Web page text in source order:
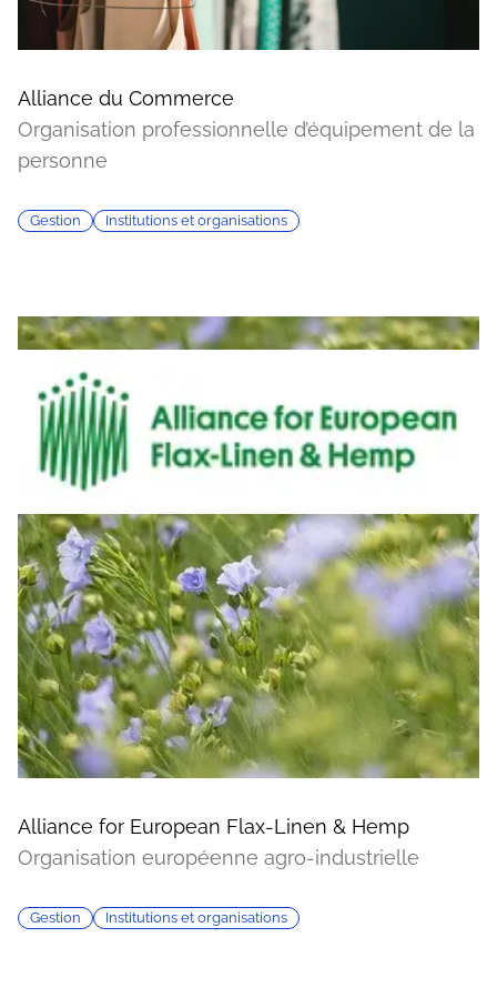
Alliance du Commerce
Organisation professionnelle d’équipement de la
personne
Gestion Institutions et organisations
Alliance for European Flax-Linen & Hemp
Organisation européenne agro-industrielle
Gestion Institutions et organisations